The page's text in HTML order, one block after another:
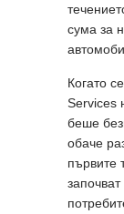
сума за
Когато
Services
беше
обаче
първите